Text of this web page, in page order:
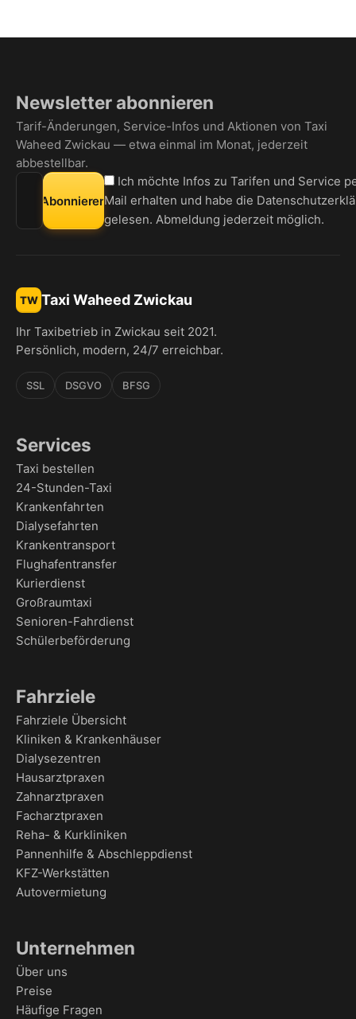
Newsletter abonnieren
Tarif-Änderungen, Service-Infos und Aktionen von Taxi
Waheed Zwickau — etwa einmal im Monat, jederzeit
abbestellbar.
E-Mail-Adresse für den Newsletter
Abonnieren
Ich möchte Infos zu Tarifen und Service
Mail erhalten und habe die
gelesen. Abmeldung jederzeit möglich.
TW Taxi Waheed Zwickau
Ihr Taxibetrieb in Zwickau seit 2021.
Persönlich, modern, 24/7 erreichbar.
SSL DSGVO BFSG
Services
Taxi bestellen
24-Stunden-Taxi
Krankenfahrten
Dialysefahrten
Krankentransport
Flughafentransfer
Kurierdienst
Großraumtaxi
Senioren-Fahrdienst
Schülerbeförderung
Fahrziele
Fahrziele Übersicht
Kliniken & Krankenhäuser
Dialysezentren
Hausarztpraxen
Zahnarztpraxen
Facharztpraxen
Reha- & Kurkliniken
Pannenhilfe & Abschleppdienst
KFZ-Werkstätten
Autovermietung
Unternehmen
Über uns
Preise
Häufige Fragen